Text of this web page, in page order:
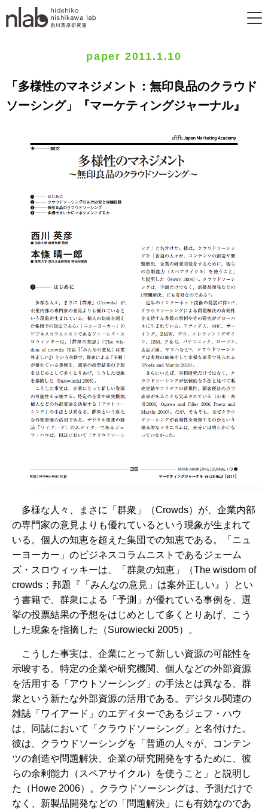
paper 2011.1.10
「多様性のマネジメント：無印良品のクラウド
ソーシング」『マーケティングジャーナル』
多様な人々、まさに「群衆」（Crowds）が、企業内部
の専門家の意見よりも優れているという現象が生まれて
いる。個人の知恵を超えた集団での知恵である。「ニュ
ーヨーカー」のビジネスコラムニストであるジェーム
ズ・スロウィッキーは、「群衆の知恵」（The wisdom of
crowds；邦題『「みんなの意見」は案外正しい』）とい
う書籍で、群衆による「予測」が優れている事例を、選
挙の投票結果の予想をはじめとして多くとりあげ、こう
した現象を指摘した（Surowiecki 2005）。
こうした事実は、企業にとって新しい資源の可能性を
示唆する。特定の企業や研究機関、個人などの外部資源
を活用する「アウトソーシング」の手法とは異なる、群
衆という新たな外部資源の活用である。デジタル関連の
雑誌「ワイアード」のエディターであるジェフ・ハウ
は、同誌において「クラウドソーシング」と名付けた。
彼は、クラウドソーシングを「普通の人々が、コンテン
ツの創造や問題解決、企業の研究開発をするために、彼
らの余剰能力（スペアサイクル）を使うこと」と説明し
た（Howe 2006）。クラウドソーシングは、予測だけで
なく、新製品開発などの「問題解決」にも有効なのであ